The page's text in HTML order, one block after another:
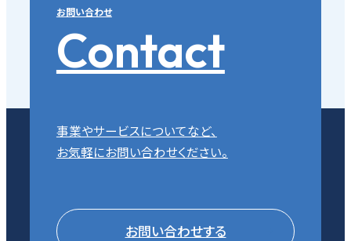
お問い合わせ
Contact
事業やサービスについてなど、
お気軽にお問い合わせください。
お問い合わせする